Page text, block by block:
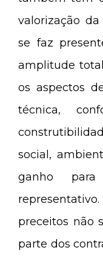
valorização da
se faz
amplitude
os aspectos
técnica,
social,
ganho
preceitos não
parte dos